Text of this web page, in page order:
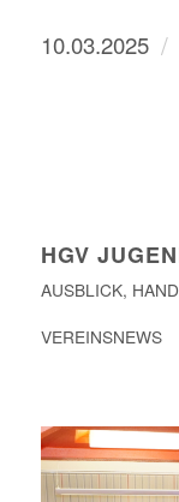
10.03.2025 /
HGV
AUSBLICK,
VEREINSNEWS